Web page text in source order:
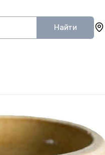
Найти